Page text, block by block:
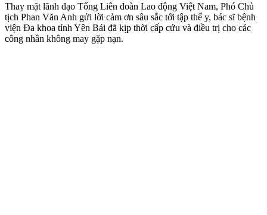
Thay mặt lãnh đạo Tổng Liên đoàn Lao động Việt Nam, Phó Chủ
tịch Phan Văn Anh gửi lời cảm ơn sâu sắc tới tập thể y, bác sĩ bệnh
viện Đa khoa tỉnh Yên Bái đã kịp thời cấp cứu và điều trị cho các
công nhân không may gặp nạn.